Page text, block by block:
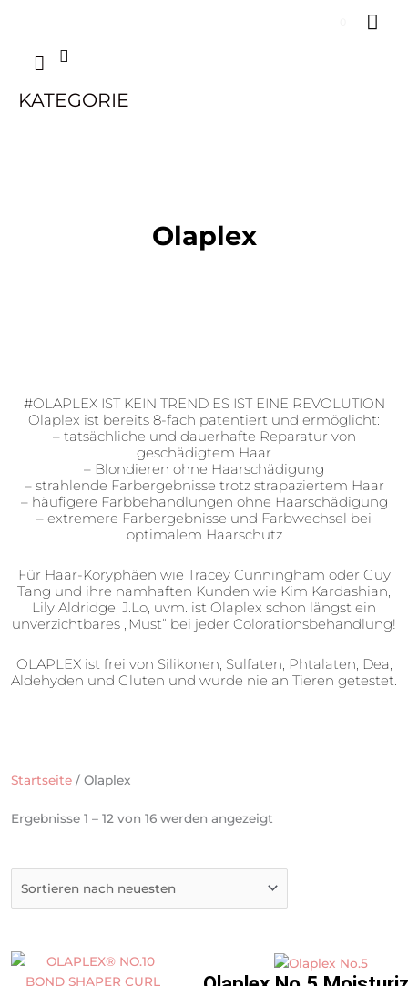
Header
KATEGORIE
Suchen
Olaplex
#OLAPLEX IST KEIN TREND ES IST EINE REVOLUTION
Olaplex ist bereits 8-fach patentiert und ermöglicht:
– tatsächliche und dauerhafte Reparatur von
geschädigtem Haar
– Blondieren ohne Haarschädigung
– strahlende Farbergebnisse trotz strapaziertem Haar
– häufigere Farbbehandlungen ohne Haarschädigung
– extremere Farbergebnisse und Farbwechsel bei
optimalem Haarschutz
Für Haar-Koryphäen wie Tracey Cunningham oder Guy
Tang und ihre namhaften Kunden wie Kim Kardashian,
Lily Aldridge, J.Lo, uvm. ist Olaplex schon längst ein
unverzichtbares „Must“ bei jeder Colorationsbehandlung!
OLAPLEX ist frei von Silikonen, Sulfaten, Phtalaten, Dea,
Aldehyden und Gluten und wurde nie an Tieren getestet.
Startseite / Olaplex
Ergebnisse 1 – 12 von 16 werden angezeigt